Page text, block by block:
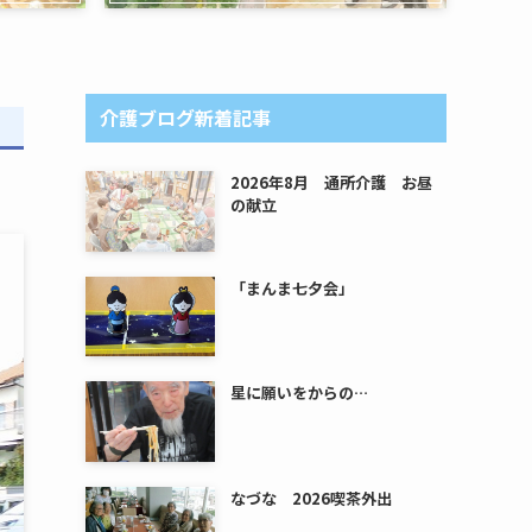
介護ブログ新着記事
2026年8月 通所介護 お昼
の献立
「まんま七夕会」
星に願いをからの…
なづな 2026喫茶外出